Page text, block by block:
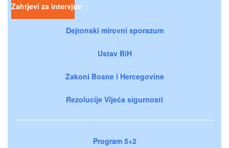
Zahtjevi za intervjue
Dejtonski mirovni sporazum
Ustav BiH
Zakoni Bosne i Hercegovine
Rezolucije Vijeća sigurnosti
Program 5+2